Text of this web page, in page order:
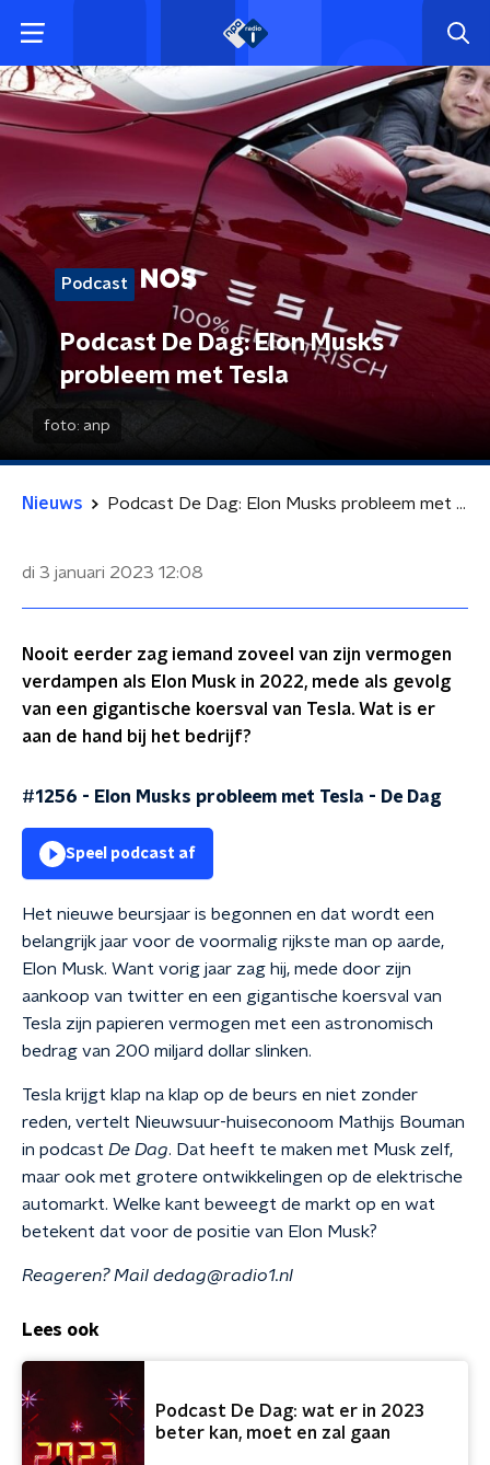
Podcast
Podcast De Dag: Elon Musks
probleem met Tesla
foto: anp
Nieuws Podcast De Dag: Elon Musks probleem met Tesla
di 3 januari 2023 12:08
Nooit eerder zag iemand zoveel van zijn vermogen
verdampen als Elon Musk in 2022, mede als gevolg
van een gigantische koersval van Tesla. Wat is er
aan de hand bij het bedrijf?
#1256 - Elon Musks probleem met Tesla - De Dag
Speel podcast af
Het nieuwe beursjaar is begonnen en dat wordt een
belangrijk jaar voor de voormalig rijkste man op aarde,
Elon Musk. Want vorig jaar zag hij, mede door zijn
aankoop van twitter en een gigantische koersval van
Tesla zijn papieren vermogen met een astronomisch
bedrag van 200 miljard dollar slinken.
Tesla krijgt klap na klap op de beurs en niet zonder
reden, vertelt Nieuwsuur-huiseconoom Mathijs Bouman
in podcast De Dag. Dat heeft te maken met Musk zelf,
maar ook met grotere ontwikkelingen op de elektrische
automarkt. Welke kant beweegt de markt op en wat
betekent dat voor de positie van Elon Musk?
Reageren? Mail dedag@radio1.nl
Lees ook
Podcast De Dag: wat er in 2023
beter kan, moet en zal gaan